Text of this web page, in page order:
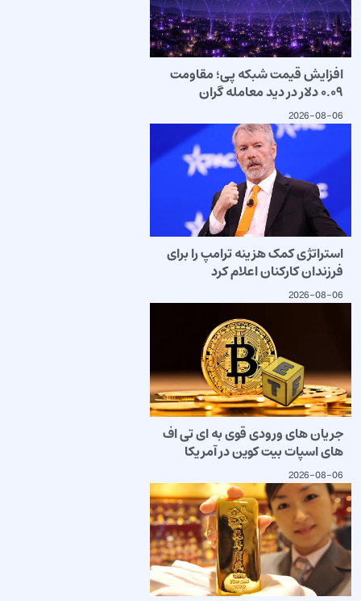
افزایش قیمت شبکه پی؛ مقاومت
۰.۰۹ دلار در دید معامله گران
2026-08-06
استراتژی کمک هزینه ترامپ را برای
فرزندان کارکنان اعلام کرد
2026-08-06
جریان های ورودی قوی به ای تی اف
های اسپات بیت کوین در آمریکا
2026-08-06